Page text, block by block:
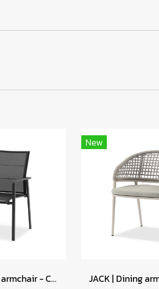
PARK | Dining armchair - Charcoal
New